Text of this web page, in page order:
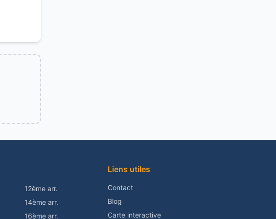
12ème arr.
14ème arr.
16ème arr.
Liens utiles
Contact
Blog
Carte interactive